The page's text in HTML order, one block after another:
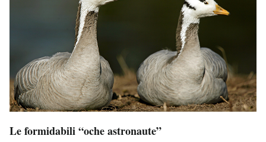
Le formidabili “oche astronaute”